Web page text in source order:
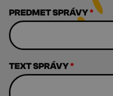
PREDMET SPRÁVY*
TEXT SPRÁVY*